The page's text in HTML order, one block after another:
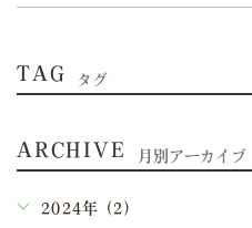
TAG タグ
ARCHIVE 月別アーカイブ
2024年 (2)